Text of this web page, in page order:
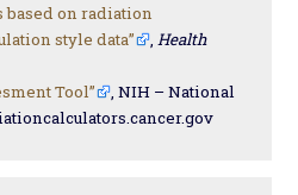
based on radiation
style data”
,Health
Tool”
, NIH – National